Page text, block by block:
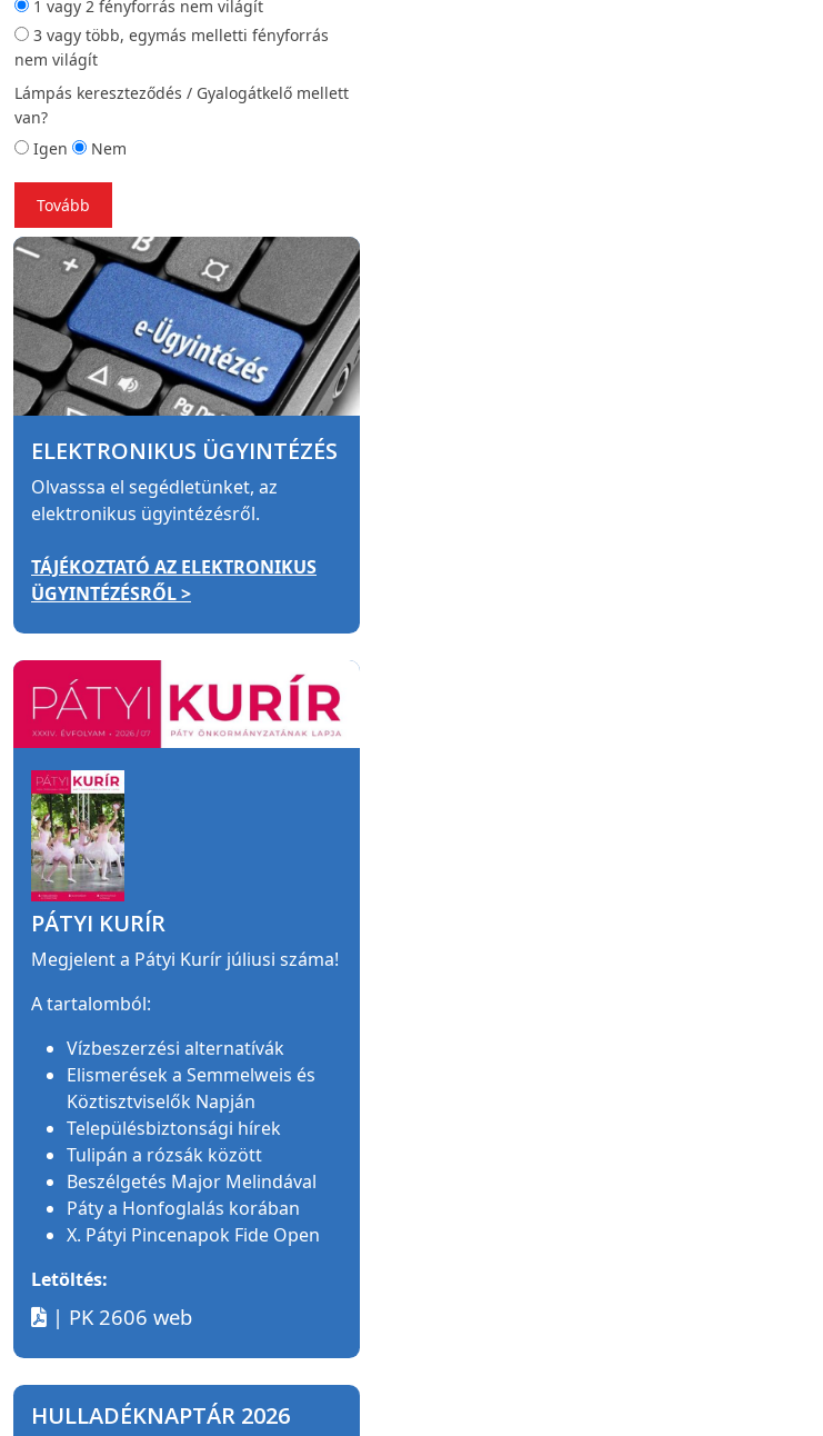
1 vagy 2 fényforrás nem világít
3 vagy több, egymás melletti fényforrás
nem világít
Lámpás kereszteződés / Gyalogátkelő mellett
van?
Igen
Nem
Tovább
ELEKTRONIKUS ÜGYINTÉZÉS
Olvasssa el segédletünket, az
elektronikus ügyintézésről.
TÁJÉKOZTATÓ AZ ELEKTRONIKUS
ÜGYINTÉZÉSRŐL >
PÁTYI KURÍR
Megjelent a Pátyi Kurír júliusi száma!
A tartalomból:
Vízbeszerzési alternatívák
Elismerések a Semmelweis és
Köztisztviselők Napján
Településbiztonsági hírek
Tulipán a rózsák között
Beszélgetés Major Melindával
Páty a Honfoglalás korában
X. Pátyi Pincenapok Fide Open
Letöltés:
| PK 2606 web
HULLADÉKNAPTÁR 2026